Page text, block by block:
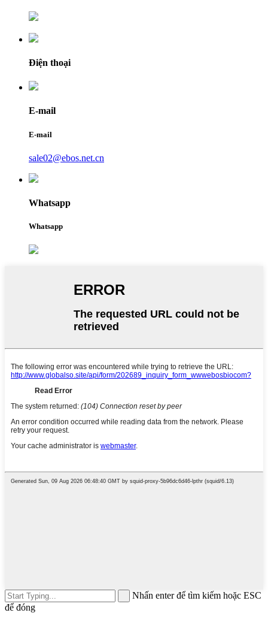
Điện thoại
E-mail
E-mail
sale02@ebos.net.cn
Whatsapp
Whatsapp
Nhấn enter để tìm kiếm hoặc ESC
để đóng